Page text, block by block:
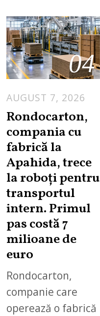
04
AUGUST 7, 2026
G
T
7
2
Rondocarton,
compania cu
fabrică la
Apahida, trece
la roboți pentru
transportul
intern. Primul
pas costă 7
milioane de
euro
Rondocarton,
companie care
operează o fabrică